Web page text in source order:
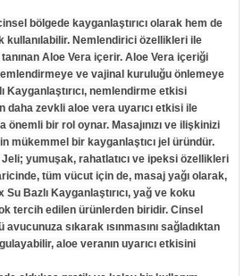
bölgede kayganlaştırıcı olarak hem de
Nemlendirici özellikleri ile
Aloe Vera içerir. Aloe Vera içeriği
ve vajinal kuruluğu önlemeye
Kayganlaştırıcı, nemlendirme etkisi
daha zevkli aloe vera uyarıcı etkisi ile
önemli bir rol oynar. Masajınızı ve ilişkinizi
mükemmel bir kayganlaştıcı jel üründür.
yumuşak, rahatlatıcı ve ipeksi özellikleri
tüm vücut için de, masaj yağı olarak,
Bazlı Kayganlaştırıcı, yağ ve koku
tercih edilen ürünlerden biridir. Cinsel
avucunuza sıkarak ısınmasını sağladıktan
aloe veranın uyarıcı etkisini